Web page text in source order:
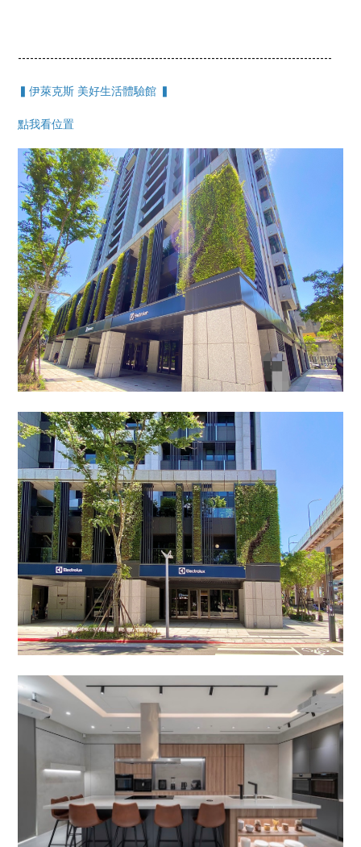
------------------------------------------------------------------------------
▍伊萊克斯 美好生活體驗館 ▍
點我看位置